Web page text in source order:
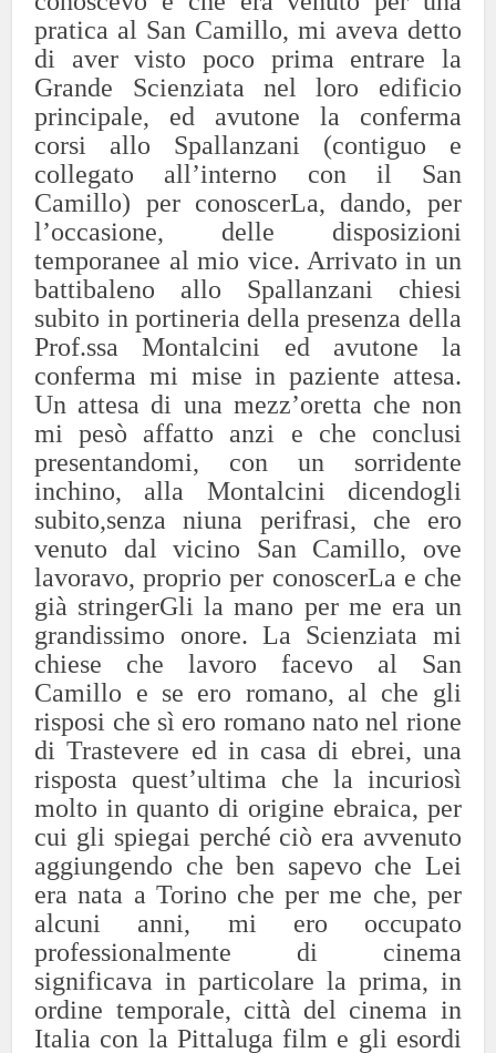
pratica al San Camillo, mi aveva detto
di aver visto poco prima entrare la
Grande Scienziata nel loro edificio
principale, ed avutone la conferma
corsi allo Spallanzani (contiguo e
collegato all’interno con il San
Camillo) per conoscerLa, dando, per
l’occasione, delle disposizioni
temporanee al mio vice. Arrivato in un
battibaleno allo Spallanzani chiesi
subito in portineria della presenza della
Prof.ssa Montalcini ed avutone la
conferma mi mise in paziente attesa.
Un attesa di una mezz’oretta che non
mi pesò affatto anzi e che conclusi
presentandomi, con un sorridente
inchino, alla Montalcini dicendogli
subito,senza niuna perifrasi, che ero
venuto dal vicino San Camillo, ove
lavoravo, proprio per conoscerLa e che
già stringerGli la mano per me era un
grandissimo onore. La Scienziata mi
chiese che lavoro facevo al San
Camillo e se ero romano, al che gli
risposi che sì ero romano nato nel rione
di Trastevere ed in casa di ebrei, una
risposta quest’ultima che la incuriosì
molto in quanto di origine ebraica, per
cui gli spiegai perché ciò era avvenuto
aggiungendo che ben sapevo che Lei
era nata a Torino che per me che, per
alcuni anni, mi ero occupato
professionalmente di cinema
significava in particolare la prima, in
ordine temporale, città del cinema in
Italia con la Pittaluga film e gli esordi